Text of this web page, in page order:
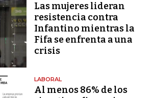
Las mujeres lideran
resistencia contra
Infantino mientras la
Fifa se enfrenta a una
crisis
LABORAL
Al menos 86% de los